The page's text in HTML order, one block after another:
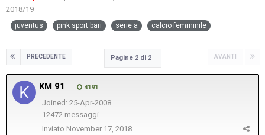
2018/19
juventus pink sport bari serie a calcio femminile
PRECEDENTE AVANTI
Pagine 2 di 2
KM 91 4191
Joined: 25-Apr-2008
12472 messaggi
Inviato November 17, 2018